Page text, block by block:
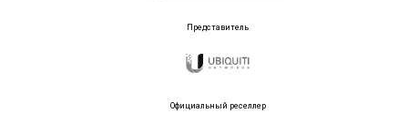
Представитель
Официальный реселлер